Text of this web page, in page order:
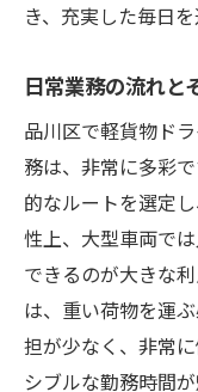
き、充実した毎日を
日常業務の流れと
品川区で軽貨物ド
務は、非常に多彩
的なルートを選定
性上、大型車両で
できるのが大きな
は、重い荷物を運
担が少なく、非常
シブルな勤務時間